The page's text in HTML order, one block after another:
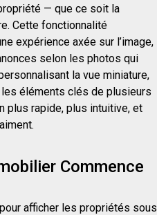
— que ce soit la
Cette fonctionnalité
expérience axée sur l’image,
selon les photos qui
la vue miniature,
éléments clés de plusieurs
plus rapide, plus intuitive, et
Commence
pour afficher les propriétés sous